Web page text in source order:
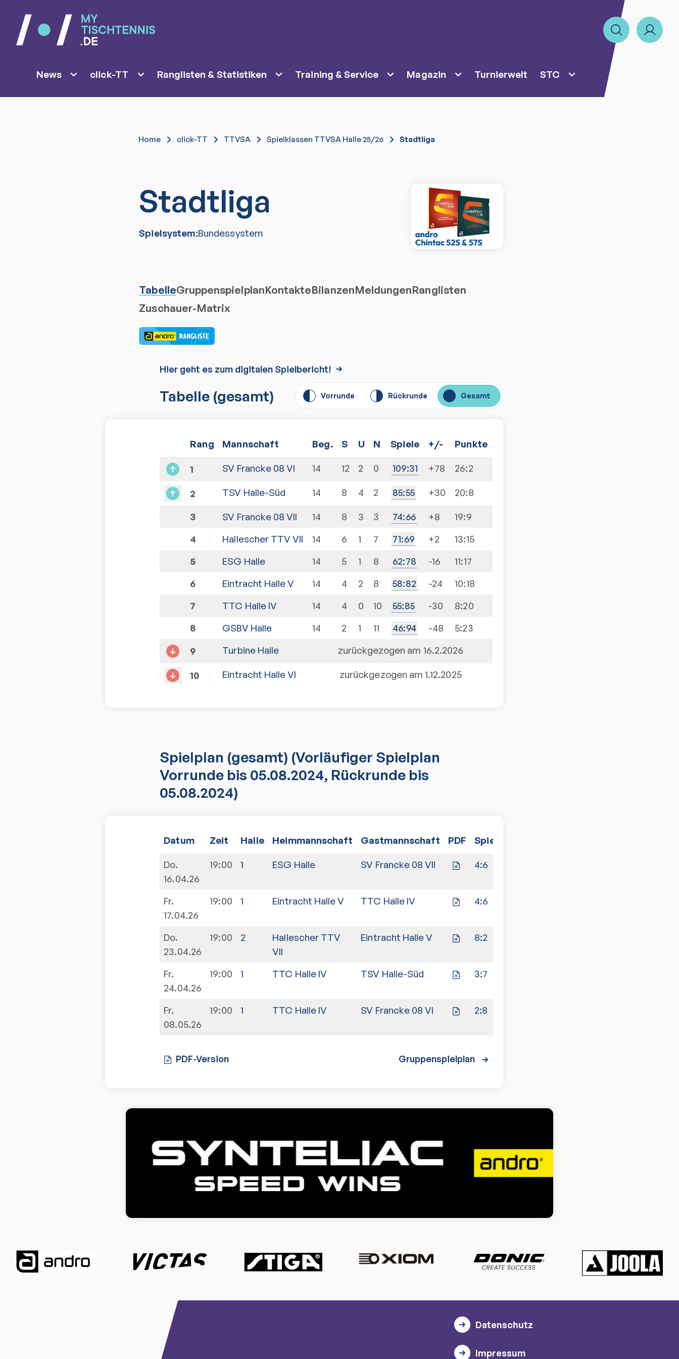
News click-TT Ranglisten & Statistiken Training & Service Magazin Turnierwelt STC
Home click-TT TTVSA Spielklassen TTVSA Halle 25/26 Stadtliga
Stadtliga
Spielsystem:Bundessystem
TabelleGruppenspielplanKontakteBilanzenMeldungenRanglisten
Zuschauer-Matrix
Hier geht es zum digitalen Spielbericht!
Tabelle (gesamt) Vorrunde Rückrunde Gesamt
Rang Mannschaft Beg. S U N Spiele +/- Punkte
1 SV Francke 08 VI 14 12 2 0 109:31 +78 26:2
2 TSV Halle-Süd 14 8 4 2 85:55 +30 20:8
3 SV Francke 08 VII 14 8 3 3 74:66 +8 19:9
4
Hallescher TTV VII 14 6 1 7 71:69 +2 13:15
5
ESG Halle 14 5 1 8 62:78 -16 11:17
6
Eintracht Halle V 14 4 2 8 58:82 -24 10:18
7
TTC Halle IV 14 4 0 10 55:85 -30 8:20
8
GSBV Halle 14 2 1 11 46:94 -48 5:23
9
Turbine Halle zurückgezogen am 16.2.2026
10 Eintracht Halle VI zurückgezogen am 1.12.2025
Spielplan (gesamt) (Vorläufiger Spielplan
Vorrunde bis 05.08.2024, Rückrunde bis
05.08.2024)
Datum Zeit Halle Heimmannschaft Gastmannschaft PDF Spiele
Do.
16.04.26
19:00 1 ESG Halle SV Francke 08 VII 4:6
Fr.
17.04.26
19:00 1 Eintracht Halle V TTC Halle IV 4:6
Do.
23.04.26
19:00 2
Hallescher TTV
VII
Eintracht Halle V 8:2
Fr.
24.04.26
19:00 1 TTC Halle IV TSV Halle-Süd 3:7
Fr.
08.05.26
19:00 1 TTC Halle IV SV Francke 08 VI 2:8
PDF-Version Gruppenspielplan
Datenschutz
Impressum